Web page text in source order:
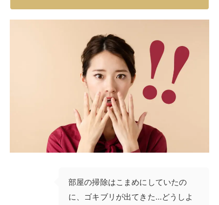
部屋の掃除はこまめにしていたの
に、ゴキブリが出てきた…どうしよ